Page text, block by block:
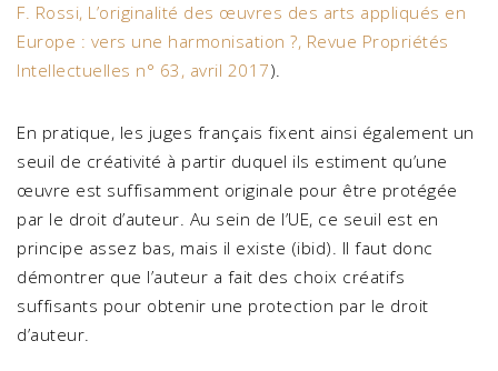
F. Rossi, L’originalité des œuvres des arts appliqués en
Europe : vers une harmonisation ?, Revue Propriétés
Intellectuelles n° 63, avril 2017).
En pratique, les juges français fixent ainsi également un
seuil de créativité à partir duquel ils estiment qu’une
œuvre est suffisamment originale pour être protégée
par le droit d’auteur. Au sein de l’UE, ce seuil est en
principe assez bas, mais il existe (ibid). Il faut donc
démontrer que l’auteur a fait des choix créatifs
suffisants pour obtenir une protection par le droit
d’auteur.